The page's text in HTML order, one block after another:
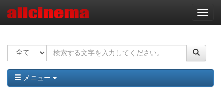
ナ
ビ
ー
ョ
ン
メニュー